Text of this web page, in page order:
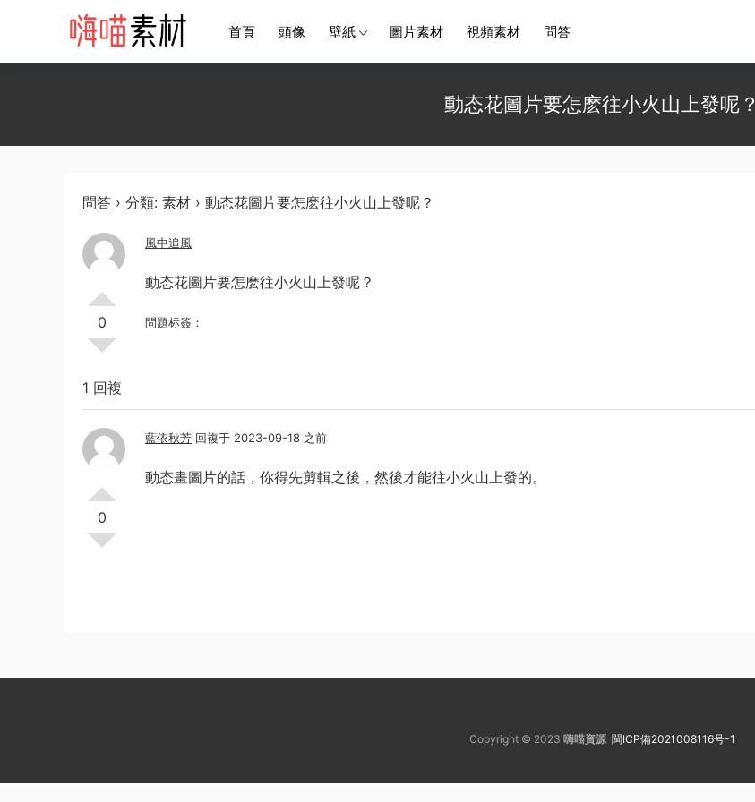
首頁 頭像 壁紙 圖片素材 視頻素材 問答
動态花圖片要怎麽往小火山上發呢？
問答 › 分類: 素材 › 動态花圖片要怎麽往小火山上發呢？
0
風中追風
動态花圖片要怎麽往小火山上發呢？
問題标簽：
1 回複
0
藍依秋芳 回複于 2023-09-18 之前
動态畫圖片的話，你得先剪輯之後，然後才能往小火山上發的。
Copyright © 2023 嗨喵資源 閩ICP備2021008116号-1